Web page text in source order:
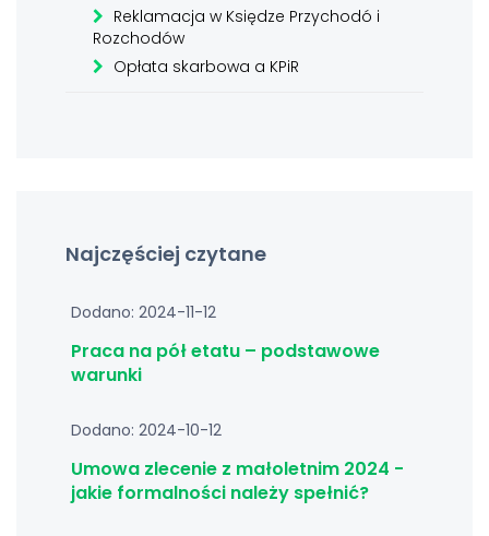
Reklamacja w Księdze Przychodó i
Rozchodów
Opłata skarbowa a KPiR
Najczęściej czytane
Dodano: 2024-11-12
Praca na pół etatu – podstawowe
warunki
Dodano: 2024-10-12
Umowa zlecenie z małoletnim 2024 -
jakie formalności należy spełnić?